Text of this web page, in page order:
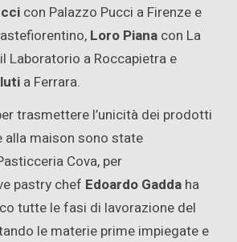
con Palazzo Pucci a Firenze e
Loro Piana con La
Laboratorio a Roccapietra e
a Ferrara.
trasmettere l’unicità dei prodotti
alla maison sono state
Cova, per
pastry chef Edoardo Gadda ha
tutte le fasi di lavorazione del
le materie prime impiegate e